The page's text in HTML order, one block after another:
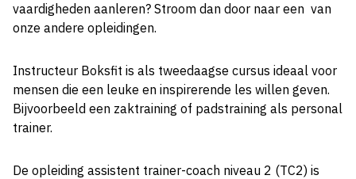
vaardigheden aanleren? Stroom dan door naar een van
onze andere opleidingen.
Instructeur Boksfit is als tweedaagse cursus ideaal voor
mensen die een leuke en inspirerende les willen geven.
Bijvoorbeeld een zaktraining of padstraining als personal
trainer.
De opleiding assistent trainer-coach niveau 2 (TC2) is